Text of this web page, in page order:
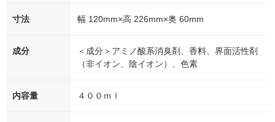
寸法 幅 120mm×高 226mm×奥 60mm
成分
＜成分＞アミノ酸系消臭剤、香料、界面活性剤
（非イオン、陰イオン）、色素
内容量 ４００ｍｌ